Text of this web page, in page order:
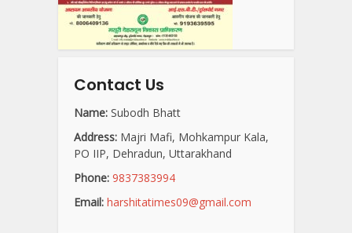
Contact Us
Name: Subodh Bhatt
Address: Majri Mafi, Mohkampur Kala,
PO IIP, Dehradun, Uttarakhand
Phone: 9837383994
Email: harshitatimes09@gmail.com